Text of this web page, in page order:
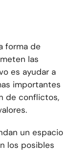
forma de
las
es ayudar a
importantes
de conflictos,
un espacio
los posibles